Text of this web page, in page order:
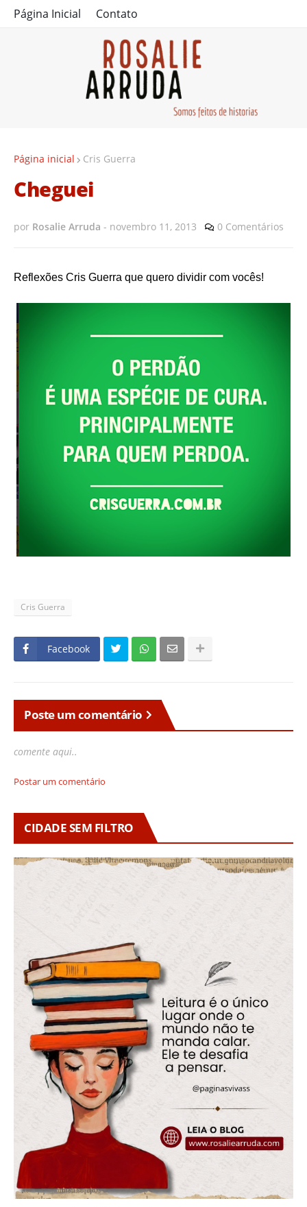
Página Inicial Contato
Página inicial Cris Guerra
Cheguei
por Rosalie Arruda - novembro 11, 2013 0 Comentários
Reflexões Cris Guerra que quero dividir com vocês!
Cris Guerra
Facebook
Poste um comentário
comente aqui..
Postar um comentário
CIDADE SEM FILTRO